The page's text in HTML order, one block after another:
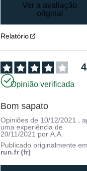
Ver a avaliação
original
Relatório
4
Opinião verificada
Bom sapato
Opiniões de 10/12/2021
,
uma experiência de
20/11/2021 porA.A.
Publicado originalmente
run.fr (fr)